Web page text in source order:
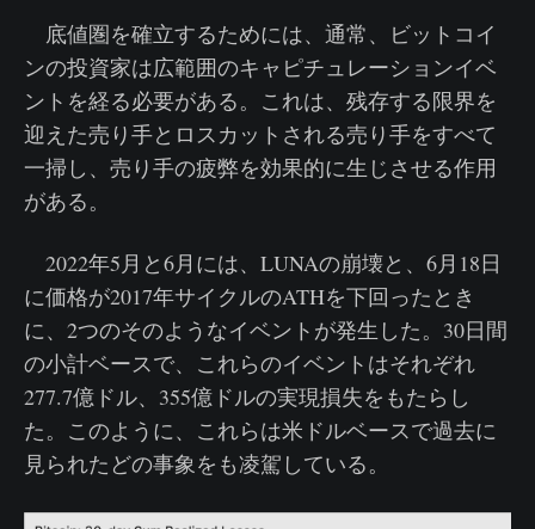
底値圏を確立するためには、通常、ビットコイ
ンの投資家は広範囲のキャピチュレーションイベ
ントを経る必要がある。これは、残存する限界を
迎えた売り手とロスカットされる売り手をすべて
一掃し、売り手の疲弊を効果的に生じさせる作用
がある。
2022年5月と6月には、LUNAの崩壊と、6月18日
に価格が2017年サイクルのATHを下回ったとき
に、2つのそのようなイベントが発生した。30日間
の小計ベースで、これらのイベントはそれぞれ
277.7億ドル、355億ドルの実現損失をもたらし
た。このように、これらは米ドルベースで過去に
見られたどの事象をも凌駕している。